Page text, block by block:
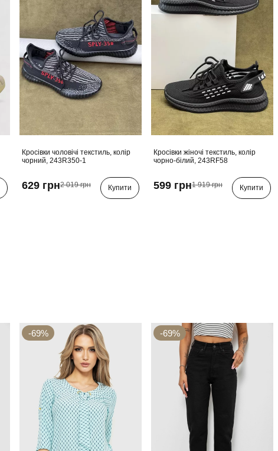
Кросівки чоловічі текстиль, колір
чорний, 243R350-1
629 грн2 019 грн Купити
Кросівки жіночі текстиль, колір
чорно-білий, 243RF58
599 грн1 919 грн Купити
-69% -69%